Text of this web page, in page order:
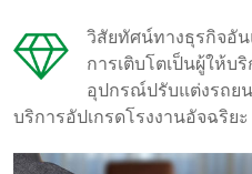
วิสัยทัศน์ทางธุรกิจอั
การเติบโตเป็นผู้ให้บ
อุปกรณ์ปรับแต่งรถย
บริการอัปเกรดโรงงานอัจฉริยะ